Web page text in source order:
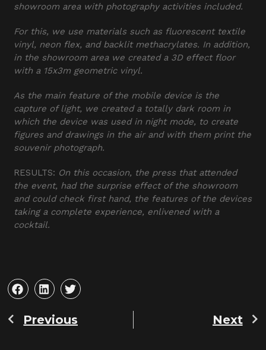
showroom area with photography activities included.
For this, we use materials such as fluorescent textile
vinyl, neon flex, and backlit methacrylates. In addition,
in the showroom area we created a 3D effect floor
with a 15x3m geometric vinyl.
As the main feature of the mobile device is the
capture of light, we created a totally dark room in
which the device was used in night mode, to create
figures and drawings in the air and with them print the
souvenir photograph.
RESULTS: On this occasion, the press that attended
the event, had the surprise effect of the showroom
and could check first hand, the features of the devices
taking a complete experience, enlivened with a
cocktail.
Previous Next